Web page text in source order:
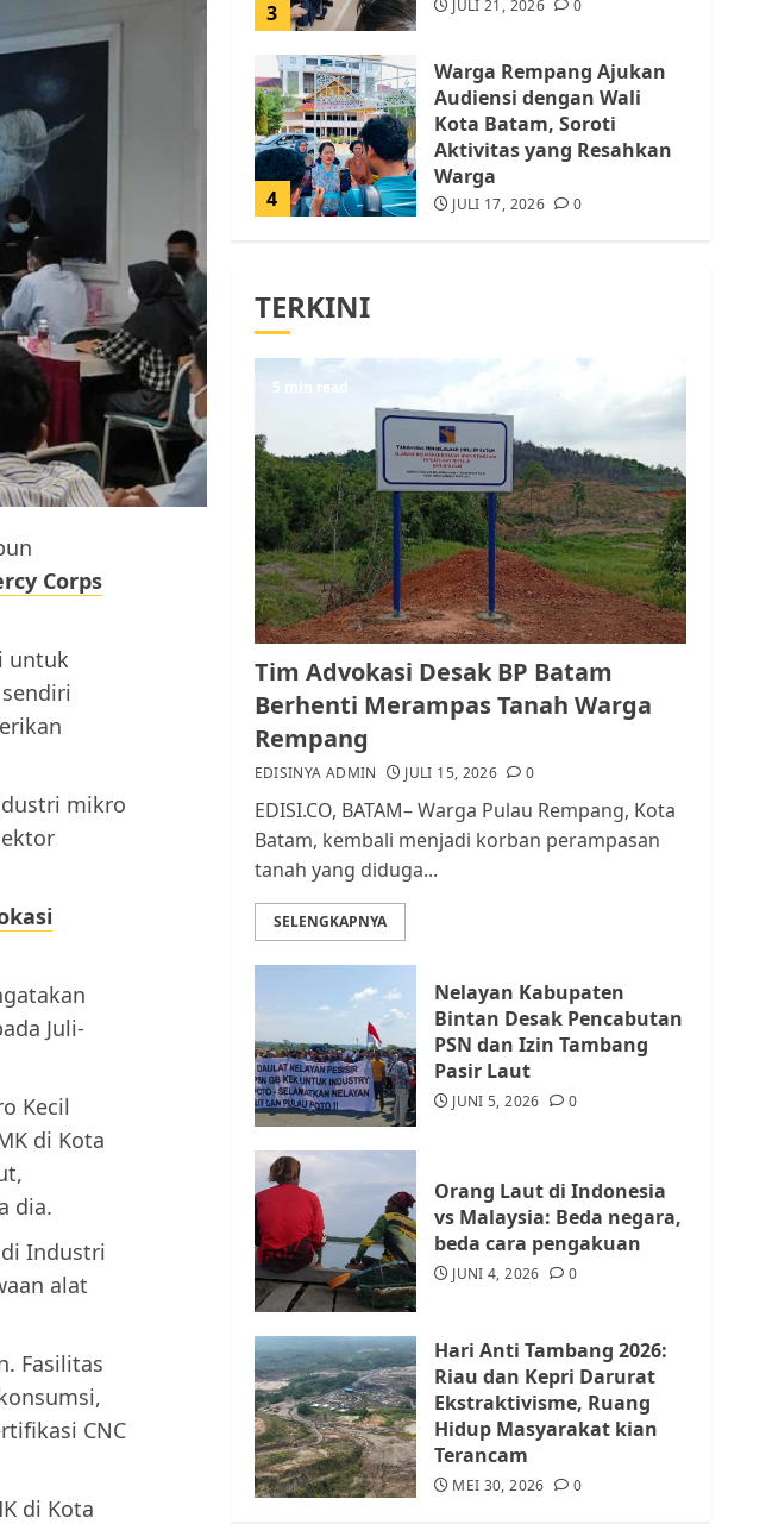
Corps
untuk
mikro
Juli-
Kecil
di Kota
dia.
Industri
alat
Fasilitas
CNC
di Kota
3 JULI 21, 2026 0
4
Warga Rempang Ajukan
Audiensi dengan Wali
Kota Batam, Soroti
Aktivitas yang Resahkan
Warga
JULI 17, 2026 0
5 JULI 15, 2026
1
Pemko Batam Tegaskan
RT dan RW bukan Petugas
Pendataan dan
Pemungutan Pajak
AGUSTUS 1, 2026 0
2
Kader Pajak jadi
Penghubung Pemerintah
dan Masyarakat di
Lingkungan RT/RW
3
Datangi Pemko Batam,
Warga Rempang Protes
Lahan Mereka Diambil
4
Warga Rempang Ajukan
Audiensi dengan Wali
Kota Batam, Soroti
Aktivitas yang Resahkan
Warga
5
Tim Advokasi Desak BP
Batam Berhenti
Merampas Tanah Warga
Rempang
TERKINI
5 min read
Tim Advokasi Desak BP Batam
Berhenti Merampas Tanah Warga
Rempang
EDISINYA ADMIN JULI 15, 2026 0
EDISI.CO, BATAM– Warga Pulau Rempang, Kota
Batam, kembali menjadi korban perampasan
tanah yang diduga...
SELENGKAPNYA
Nelayan Kabupaten
Bintan Desak Pencabutan
PSN dan Izin Tambang
Pasir Laut
JUNI 5, 2026 0
Orang Laut di Indonesia
vs Malaysia: Beda negara,
beda cara pengakuan
JUNI 4, 2026 0
Hari Anti Tambang 2026:
Riau dan Kepri Darurat
Ekstraktivisme, Ruang
Hidup Masyarakat kian
Terancam
MEI 30, 2026 0